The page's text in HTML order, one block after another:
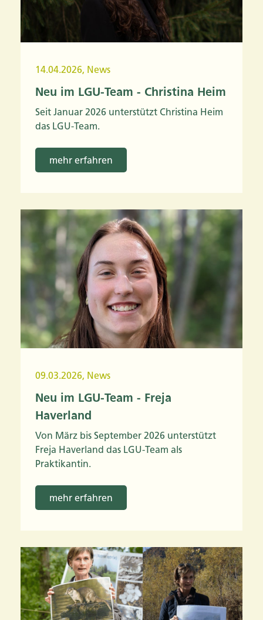
14.04.2026, News
Neu im LGU-Team - Christina Heim
Seit Januar 2026 unterstützt Christina Heim
das LGU-Team.
mehr erfahren
09.03.2026, News
Neu im LGU-Team - Freja
Haverland
Von März bis September 2026 unterstützt
Freja Haverland das LGU-Team als
Praktikantin.
mehr erfahren